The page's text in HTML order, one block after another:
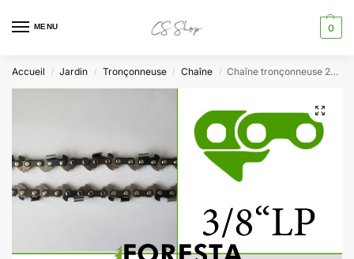
MENU 0
Accueil / Jardin / Tronçonneuse / Chaîne / Chaîne tronçonneuse 28entraineurs 12cm de coupe 3/8LP 0.043″ (1.1mm)